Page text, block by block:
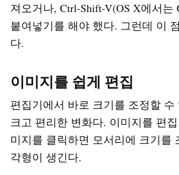
져오거나, Ctrl-Shift-V(OS X에서는
붙여넣기를 해야 했다. 그런데 이
다.
이미지를 쉽게 편집
편집기에서 바로 크기를 조정할
크고 편리한 변화다. 이미지를 편
미지를 클릭하면 모서리에 크기를
각형이 생긴다.